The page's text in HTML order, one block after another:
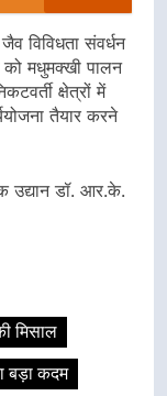
विविधता संवर्धन
को मधुमक्खी पालन
क्षेत्रों में
तैयार करने
उद्यान डॉ. आर.के.
मिसाल
बड़ा कदम